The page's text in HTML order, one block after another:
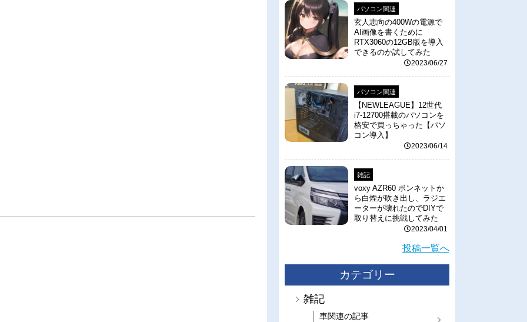
パソコン関連
玄人志向の400Wの電源で
AI画像を書くために
RTX3060の12GB版を導入
できるのか試してみた
2023/06/27
パソコン関連
【NEWLEAGUE】12世代
i7-12700搭載のパソコンを
格安で買っちゃった【パソ
コン導入】
2023/06/14
雑記
voxy AZR60 ボンネットか
ら白煙が吹き出し、ラジエ
ーターが壊れたのでDIYで
取り替えに挑戦してみた
2023/04/01
投稿一覧へ
カテゴリー
雑記
車関連の記事